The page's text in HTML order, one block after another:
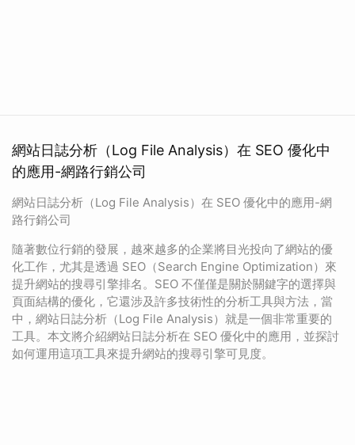
網站日誌分析（Log File Analysis）在 SEO 優化中
的應用-網路行銷公司
網站日誌分析（Log File Analysis）在 SEO 優化中的應用-網
路行銷公司
隨著數位行銷的發展，越來越多的企業將目光投向了網站的優
化工作，尤其是透過 SEO（Search Engine Optimization）來
提升網站的搜尋引擎排名。SEO 不僅僅是關於關鍵字的選擇與
頁面結構的優化，它還涉及許多技術性的分析工具與方法，當
中，網站日誌分析（Log File Analysis）就是一個非常重要的
工具。本文將介紹網站日誌分析在 SEO 優化中的應用，並探討
如何運用這項工具來提升網站的搜尋引擎可見度。